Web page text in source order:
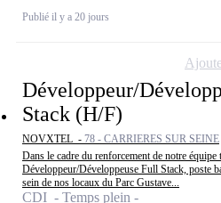
Publié il y a 20 jours
Développeur/
Stack (H/F)
NOVXTEL - 78 - CARRIERES SUR SEINE
Dans le cadre du renforcement de notre
Développeur/Développeuse Full Stack, poste
sein de nos locaux du Parc Gustave...
CDI - Temps plein